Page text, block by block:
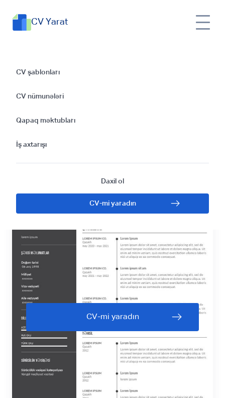
CV Yarat
CV şablonları
CV nümunələri
Qapaq məktubları
İş axtarışı
Daxil ol
CV-mi yaradın
Uzman Arxiv İşçisi:
Bilimsel Araştırmalar
ve Veri Yönetimi
Deneyimi
CV-mi yaradın